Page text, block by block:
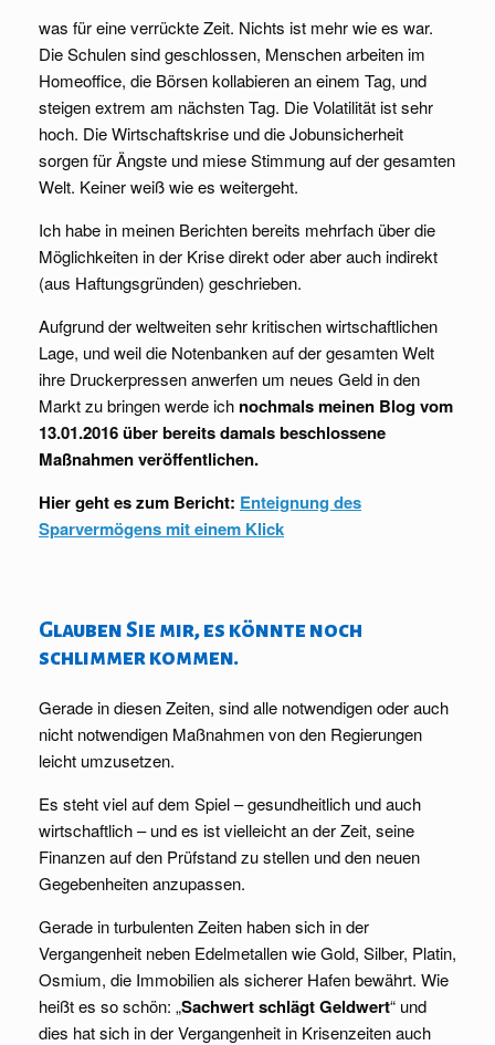
was für eine verrückte Zeit. Nichts ist mehr wie es war.
Die Schulen sind geschlossen, Menschen arbeiten im
Homeoffice, die Börsen kollabieren an einem Tag, und
steigen extrem am nächsten Tag. Die Volatilität ist sehr
hoch. Die Wirtschaftskrise und die Jobunsicherheit
sorgen für Ängste und miese Stimmung auf der gesamten
Welt. Keiner weiß wie es weitergeht.
Ich habe in meinen Berichten bereits mehrfach über die
Möglichkeiten in der Krise direkt oder aber auch indirekt
(aus Haftungsgründen) geschrieben.
Aufgrund der weltweiten sehr kritischen wirtschaftlichen
Lage, und weil die Notenbanken auf der gesamten Welt
ihre Druckerpressen anwerfen um neues Geld in den
Markt zu bringen werde ich nochmals meinen Blog vom
13.01.2016 über bereits damals beschlossene
Maßnahmen veröffentlichen.
Hier geht es zum Bericht: Enteignung des
Sparvermögens mit einem Klick
Glauben Sie mir, es könnte noch
schlimmer kommen.
Gerade in diesen Zeiten, sind alle notwendigen oder auch
nicht notwendigen Maßnahmen von den Regierungen
leicht umzusetzen.
Es steht viel auf dem Spiel – gesundheitlich und auch
wirtschaftlich – und es ist vielleicht an der Zeit, seine
Finanzen auf den Prüfstand zu stellen und den neuen
Gegebenheiten anzupassen.
Gerade in turbulenten Zeiten haben sich in der
Vergangenheit neben Edelmetallen wie Gold, Silber, Platin,
Osmium, die Immobilien als sicherer Hafen bewährt. Wie
heißt es so schön: „Sachwert schlägt Geldwert“ und
dies hat sich in der Vergangenheit in Krisenzeiten auch